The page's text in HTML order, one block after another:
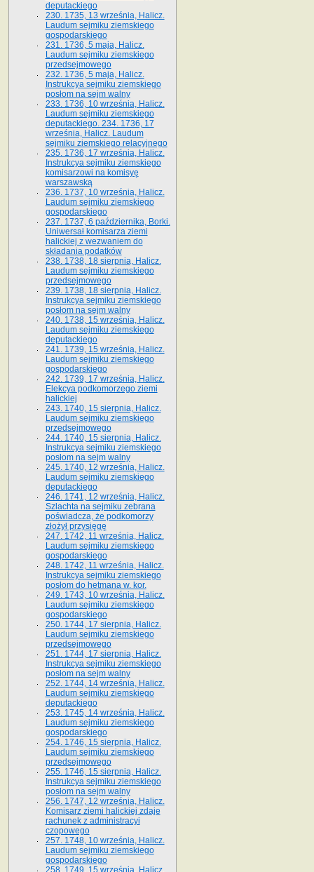
deputackiego
230. 1735, 13 września, Halicz.
Laudum sejmiku ziemskiego
gospodarskiego
231. 1736, 5 maja, Halicz.
Laudum sejmiku ziemskiego
przedsejmowego
232. 1736, 5 maja, Halicz.
Instrukcya sejmiku ziemskiego
posłom na sejm walny
233. 1736, 10 września, Halicz.
Laudum sejmiku ziemskiego
deputackiego. 234. 1736, 17
września, Halicz. Laudum
sejmiku ziemskiego relacyjnego
235. 1736, 17 września, Halicz.
Instrukcya sejmiku ziemskiego
komisarzowi na komisyę
warszawską
236. 1737, 10 września, Halicz.
Laudum sejmiku ziemskiego
gospodarskiego
237. 1737, 6 października, Borki.
Uniwersał komisarza ziemi
halickiej z wezwaniem do
składania podatków
238. 1738, 18 sierpnia, Halicz.
Laudum sejmiku ziemskiego
przedsejmowego
239. 1738, 18 sierpnia, Halicz.
Instrukcya sejmiku ziemskiego
posłom na sejm walny
240. 1738, 15 września, Halicz.
Laudum sejmiku ziemskiego
deputackiego
241. 1739, 15 września, Halicz.
Laudum sejmiku ziemskiego
gospodarskiego
242. 1739, 17 września, Halicz.
Elekcya podkomorzego ziemi
halickiej
243. 1740, 15 sierpnia, Halicz.
Laudum sejmiku ziemskiego
przedsejmowego
244. 1740, 15 sierpnia, Halicz.
Instrukcya sejmiku ziemskiego
posłom na sejm walny
245. 1740, 12 września, Halicz.
Laudum sejmiku ziemskiego
deputackiego
246. 1741, 12 września, Halicz.
Szlachta na sejmiku zebrana
poświadcza, że podkomorzy
złożył przysięgę
247. 1742, 11 września, Halicz.
Laudum sejmiku ziemskiego
gospodarskiego
248. 1742, 11 września, Halicz.
Instrukcya sejmiku ziemskiego
posłom do hetmana w. kor.
249. 1743, 10 września, Halicz.
Laudum sejmiku ziemskiego
gospodarskiego
250. 1744, 17 sierpnia, Halicz.
Laudum sejmiku ziemskiego
przedsejmowego
251. 1744, 17 sierpnia, Halicz.
Instrukcya sejmiku ziemskiego
posłom na sejm walny
252. 1744, 14 września, Halicz.
Laudum sejmiku ziemskiego
deputackiego
253. 1745, 14 września, Halicz.
Laudum sejmiku ziemskiego
gospodarskiego
254. 1746, 15 sierpnia, Halicz.
Laudum sejmiku ziemskiego
przedsejmowego
255. 1746, 15 sierpnia, Halicz.
Instrukcya sejmiku ziemskiego
posłom na sejm walny
256. 1747, 12 września, Halicz.
Komisarz ziemi halickiej zdaje
rachunek z administracyi
czopowego
257. 1748, 10 września, Halicz.
Laudum sejmiku ziemskiego
gospodarskiego
258. 1749, 15 września, Halicz.